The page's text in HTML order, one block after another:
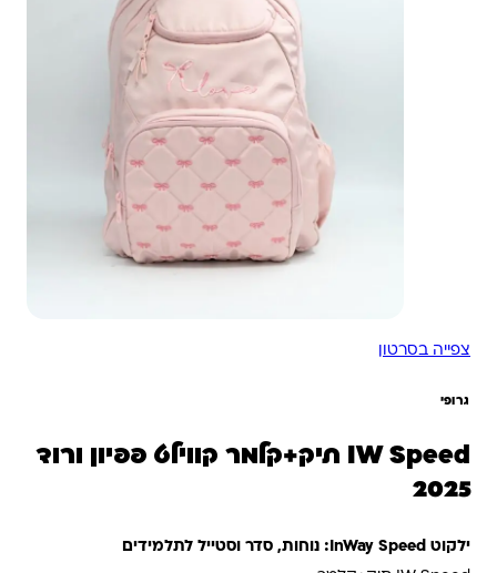
צפייה בסרטון
גרופי
IW Speed תיק+קלמר קווילט פפיון ורוד
2025
ילקוט InWay Speed: נוחות, סדר וסטייל לתלמידים